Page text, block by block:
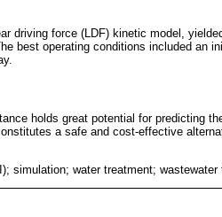
driving force (LDF) kinetic model,
best operating conditions included an
holds great potential for predicting
a safe and cost-effective
simulation; water treatment; wastewater